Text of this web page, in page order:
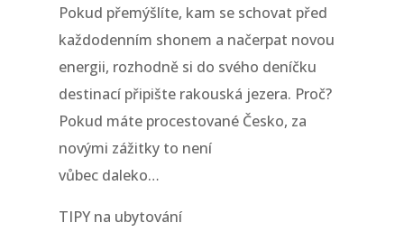
Pokud přemýšlíte, kam se schovat před
každodenním shonem a načerpat novou
energii, rozhodně si do svého deníčku
destinací připište rakouská jezera. Proč?
Pokud máte procestované Česko, za
novými zážitky to není
vůbec daleko…
TIPY na ubytování